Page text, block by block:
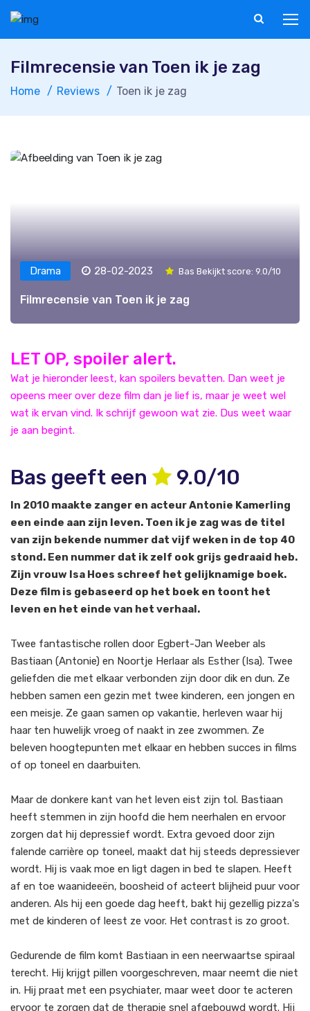
Filmrecensie van Toen ik je zag
Home Reviews Toen ik je zag
Drama 28-02-2023 Bas Bekijkt score: 9.0/10
Filmrecensie van Toen ik je zag
LET OP, spoiler alert.
Wat je hieronder leest, kan spoilers bevatten. Dan weet je
opeens meer over deze film dan je lief is, maar je weet wel
wat ik ervan vind. Ik schrijf gewoon wat zie. Dus weet waar
je aan begint.
Bas geeft een 9.0/10
In 2010 maakte zanger en acteur Antonie Kamerling
een einde aan zijn leven. Toen ik je zag was de titel
van zijn bekende nummer dat vijf weken in de top 40
stond. Een nummer dat ik zelf ook grijs gedraaid heb.
Zijn vrouw Isa Hoes schreef het gelijknamige boek.
Deze film is gebaseerd op het boek en toont het
leven en het einde van het verhaal.
Twee fantastische rollen door Egbert-Jan Weeber als
Bastiaan (Antonie) en Noortje Herlaar als Esther (Isa). Twee
geliefden die met elkaar verbonden zijn door dik en dun. Ze
hebben samen een gezin met twee kinderen, een jongen en
een meisje. Ze gaan samen op vakantie, herleven waar hij
haar ten huwelijk vroeg of naakt in zee zwommen. Ze
beleven hoogtepunten met elkaar en hebben succes in films
of op toneel en daarbuiten.
Maar de donkere kant van het leven eist zijn tol. Bastiaan
heeft stemmen in zijn hoofd die hem neerhalen en ervoor
zorgen dat hij depressief wordt. Extra gevoed door zijn
falende carrière op toneel, maakt dat hij steeds depressiever
wordt. Hij is vaak moe en ligt dagen in bed te slapen. Heeft
af en toe waanideeën, boosheid of acteert blijheid puur voor
anderen. Als hij een goede dag heeft, bakt hij gezellig pizza's
met de kinderen of leest ze voor. Het contrast is zo groot.
Gedurende de film komt Bastiaan in een neerwaartse spiraal
terecht. Hij krijgt pillen voorgeschreven, maar neemt die niet
in. Hij praat met een psychiater, maar weet door te acteren
ervoor te zorgen dat de therapie snel afgebouwd wordt. Hij